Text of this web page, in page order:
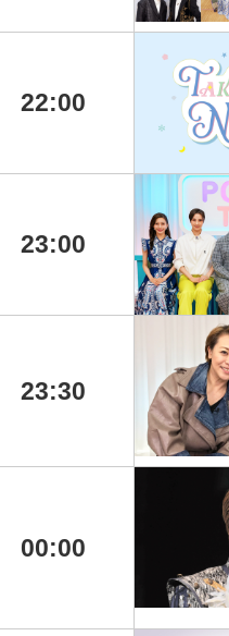
22:00
23:00
23:30
00:00